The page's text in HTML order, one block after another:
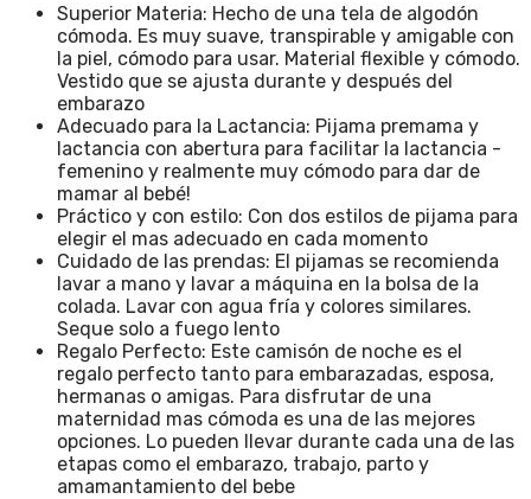
Superior Materia: Hecho de una tela de algodón
cómoda. Es muy suave, transpirable y amigable con
la piel, cómodo para usar. Material flexible y cómodo.
Vestido que se ajusta durante y después del
embarazo
Adecuado para la Lactancia: Pijama premama y
lactancia con abertura para facilitar la lactancia -
femenino y realmente muy cómodo para dar de
mamar al bebé!
Práctico y con estilo: Con dos estilos de pijama para
elegir el mas adecuado en cada momento
Cuidado de las prendas: El pijamas se recomienda
lavar a mano y lavar a máquina en la bolsa de la
colada. Lavar con agua fría y colores similares.
Seque solo a fuego lento
Regalo Perfecto: Este camisón de noche es el
regalo perfecto tanto para embarazadas, esposa,
hermanas o amigas. Para disfrutar de una
maternidad mas cómoda es una de las mejores
opciones. Lo pueden llevar durante cada una de las
etapas como el embarazo, trabajo, parto y
amamantamiento del bebe